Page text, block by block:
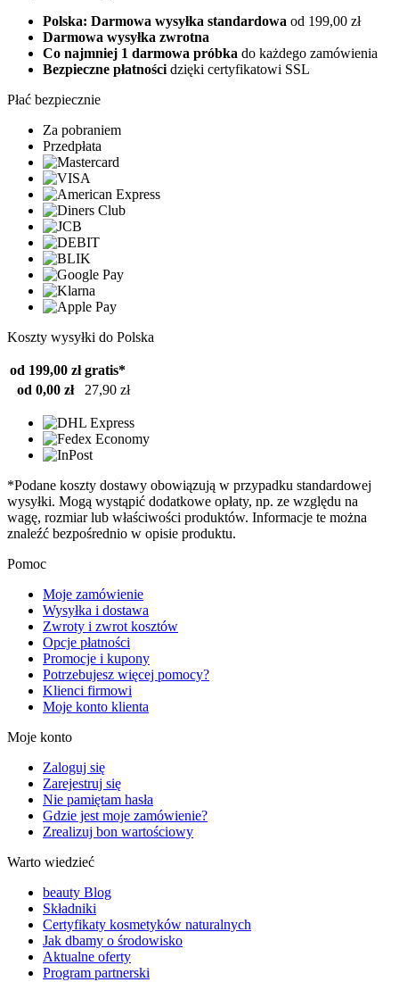
Polska: Darmowa wysyłka standardowa od 199,00 zł
Darmowa wysyłka zwrotna
Co najmniej 1 darmowa próbka do każdego zamówienia
Bezpieczne płatnościdzięki certyfikatowi SSL
Płać bezpiecznie
Za pobraniem
Przedpłata
Koszty wysyłki do Polska
od 199,00 zł gratis*
od 0,00 zł
27,90 zł
*Podane koszty dostawy obowiązują w przypadku standardowej
wysyłki. Mogą wystąpić dodatkowe opłaty, np. ze względu na
wagę, rozmiar lub właściwości produktów. Informacje te można
znaleźć bezpośrednio w opisie produktu.
Pomoc
Moje zamówienie
Wysyłka i dostawa
Zwroty i zwrot kosztów
Opcje płatności
Promocje i kupony
Potrzebujesz więcej pomocy?
Klienci firmowi
Moje konto klienta
Moje konto
Zaloguj się
Zarejestruj się
Nie pamiętam hasła
Gdzie jest moje zamówienie?
Zrealizuj bon wartościowy
Warto wiedzieć
beauty Blog
Składniki
Certyfikaty kosmetyków naturalnych
Jak dbamy o środowisko
Aktualne oferty
Program partnerski